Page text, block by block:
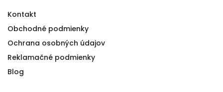
Kontakt
Obchodné podmienky
Ochrana osobných údajov
Reklamačné podmienky
Blog